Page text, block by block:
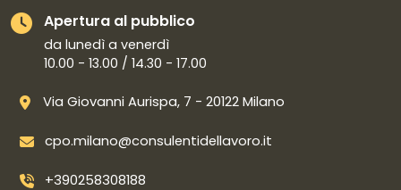
Apertura al pubblico
da lunedì a venerdì
10.00 - 13.00 / 14.30 - 17.00
Via Giovanni Aurispa, 7 - 20122 Milano
cpo.milano@consulentidellavoro.it
+390258308188